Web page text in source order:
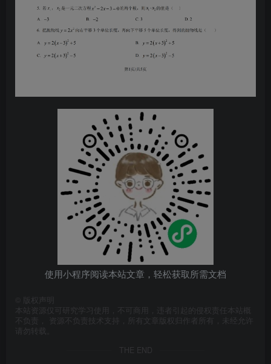
使用小程序阅读本站文章，轻松获取所需文档
版权声明
本站资源仅可研究学习使用，不可商用，违者引起的侵权责任本站概
不负责， 资源不负责技术支持，所有文章版权归作者所有，未经允许
请勿转载。
THE END